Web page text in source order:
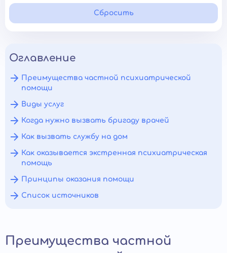
Сбросить
Оглавление
Преимущества частной психиатрической
помощи
Виды услуг
Когда нужно вызвать бригаду врачей
Как вызвать службу на дом
Как оказывается экстренная психиатрическая
помощь
Принципы оказания помощи
Список источников
Преимущества частной